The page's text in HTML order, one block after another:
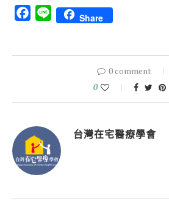
Facebook
Line Share
0 comment
0
台灣在宅醫療學會